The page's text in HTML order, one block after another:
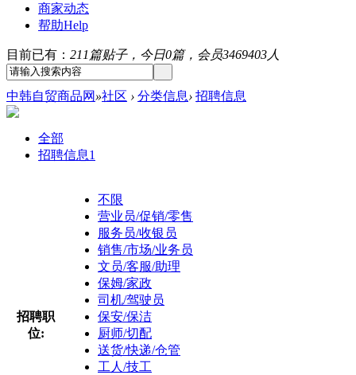
商家动态
帮助Help
目前已有： 211篇贴子，今日0篇，会员3469403人
中韩自贸商品网 »社区 › 分类信息› 招聘信息
全部
招聘信息1
招聘职
位:
不限
营业员/促销/零售
服务员/收银员
销售/市场/业务员
文员/客服/助理
保姆/家政
司机/驾驶员
保安/保洁
厨师/切配
送货/快递/仓管
工人/技工